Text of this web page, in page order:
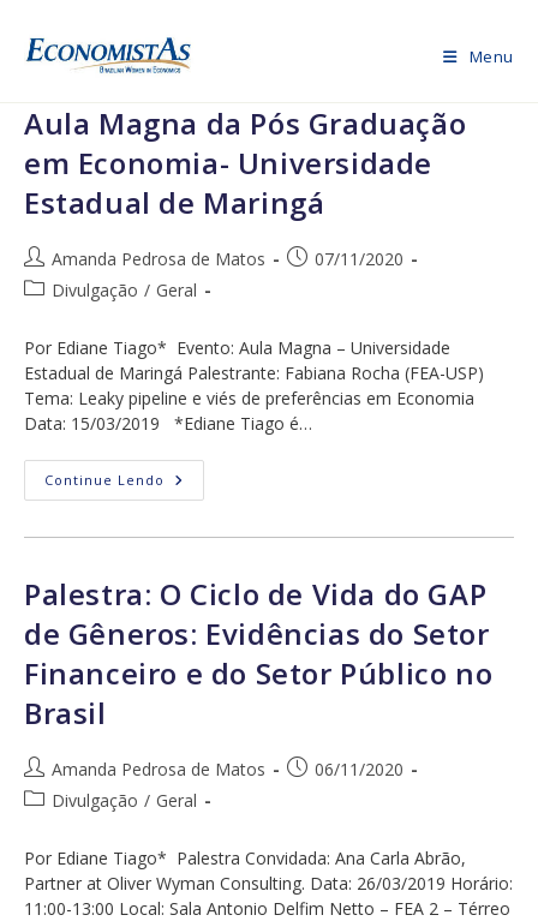
para
Menu
Aula Magna da Pós Graduação
em Economia- Universidade
Estadual de Maringá
Autor
do
Amanda Pedrosa de Matos
Post07/11/2020
Categoria
post:
Divulgação / Geral
Por Ediane Tiago* Evento: Aula Magna – Universidade
Estadual de Maringá Palestrante: Fabiana Rocha (FEA-USP)
Tema: Leaky pipeline e viés de preferências em Economia
Data: 15/03/2019 *Ediane Tiago é…
Continue Lendo Aula
Magna
Economia-
Universidade
De
Maringá
Palestra: O Ciclo de Vida do GAP
de Gêneros: Evidências do Setor
Financeiro e do Setor Público no
Brasil
Autor
do
Amanda Pedrosa de Matos
Post06/11/2020
Categoria
post:
Divulgação / Geral
Por Ediane Tiago* Palestra Convidada: Ana Carla Abrão,
Partner at Oliver Wyman Consulting. Data: 26/03/2019 Horário:
11:00-13:00 Local: Sala Antonio Delfim Netto – FEA 2 – Térreo